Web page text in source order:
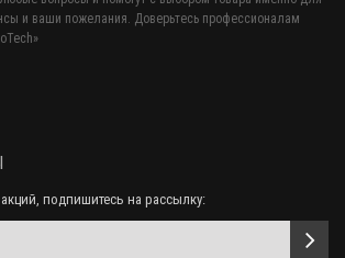
и ваши пожелания. Доверьтесь профессионалам
подпишитесь на рассылку: